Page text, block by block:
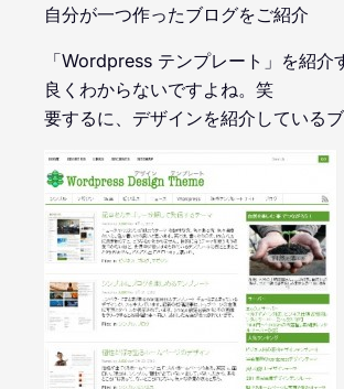
自分が一つ作ったブログをご紹介
「Wordpress テンプレート」を紹介
良くわからないですよね。笑
要するに、デザインを紹介しているブ